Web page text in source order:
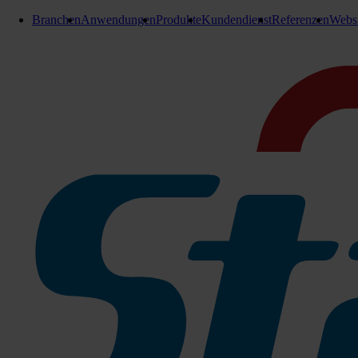
BranchenAnwendungenProdukteKundendienstReferenzen
Brilliantpad 508 mm